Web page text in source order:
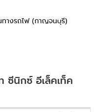
ทางรถไฟ (กาญจนบุรี)
ซีนิกซ์ อีเล็คเท็ค